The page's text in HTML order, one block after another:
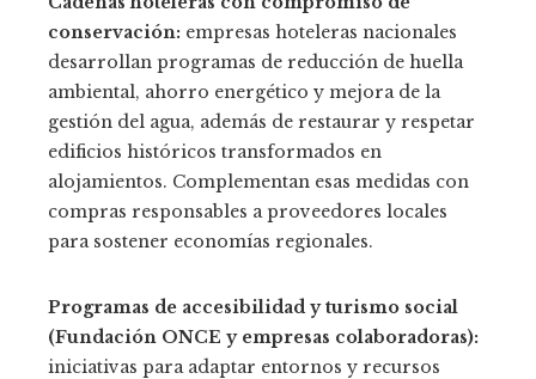
conservación: empresas hoteleras nacionales
desarrollan programas de reducción de huella
ambiental, ahorro energético y mejora de la
gestión del agua, además de restaurar y respetar
edificios históricos transformados en
alojamientos. Complementan esas medidas con
compras responsables a proveedores locales
para sostener economías regionales.
Programas de accesibilidad y turismo social
(Fundación ONCE y empresas colaboradoras):
iniciativas para adaptar entornos y recursos